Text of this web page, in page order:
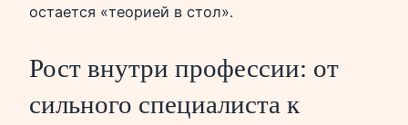
остается «теорией в стол».
Рост внутри профессии: от
сильного специалиста к